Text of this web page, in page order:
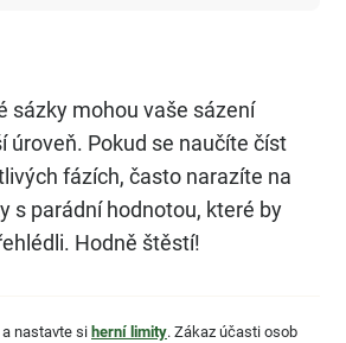
sázky mohou vaše sázení
úroveň. Pokud se naučíte číst
fázích, často narazíte na
s parádní hodnotou, které by
Hodně štěstí!
a nastavte si herní limity. Zákaz účasti osob